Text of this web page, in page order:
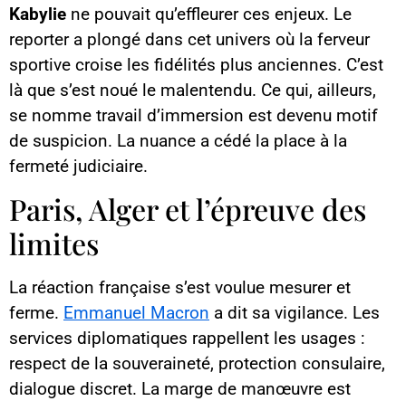
Kabylie ne pouvait qu’effleurer ces enjeux. Le
reporter a plongé dans cet univers où la ferveur
sportive croise les fidélités plus anciennes. C’est
là que s’est noué le malentendu. Ce qui, ailleurs,
se nomme travail d’immersion est devenu motif
de suspicion. La nuance a cédé la place à la
fermeté judiciaire.
Paris, Alger et l’épreuve des
limites
La réaction française s’est voulue mesurer et
ferme. Emmanuel Macron a dit sa vigilance. Les
services diplomatiques rappellent les usages :
respect de la souveraineté, protection consulaire,
dialogue discret. La marge de manœuvre est